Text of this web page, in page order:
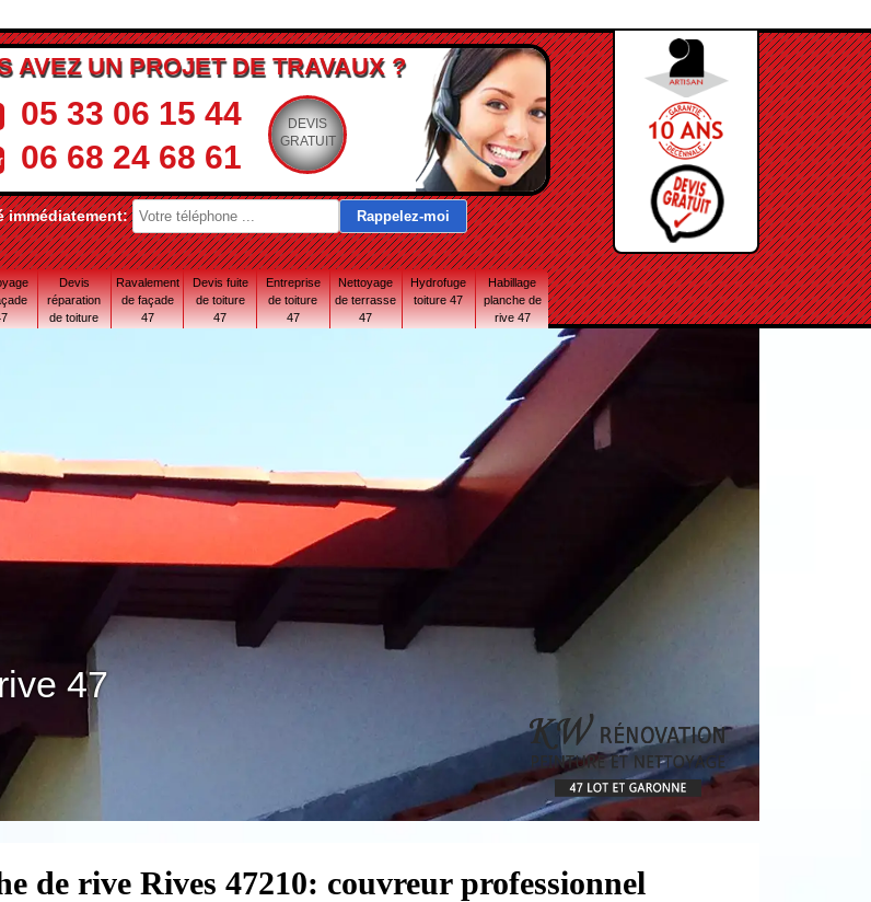
AVEZ UN PROJET DE TRAVAUX ?
05 33 06 15 44
06 68 24 68 61
DEVIS
GRATUIT
immédiatement:
Devis
réparation
de toiture
Ravalement
de façade
47
Devis fuite
de toiture
47
Entreprise
de toiture
47
Nettoyage
de terrasse
47
Hydrofuge
toiture 47
Habillage
planche de
rive 47
47
de rive Rives 47210: couvreur professionnel